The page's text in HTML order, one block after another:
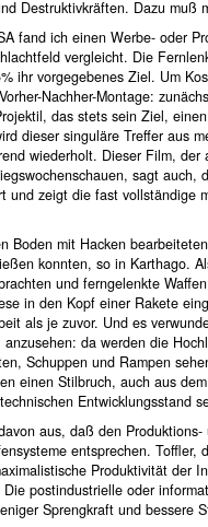
Destruktivkräften. Dazu muß
fand ich einen Werbe- oder
vergleicht. Die
ihr vorgegebenes Ziel. Um
Nachher-Montage:
das stets sein Ziel,
dieser singuläre Treffer aus
wiederholt. Dieser Film, der
sagt auch,
und zeigt die fast vollständige
Boden mit Hacken
konnten, so in Karthago.
und ferngelenkte
in den Kopf einer Rakete
als je zuvor. Und es
da werden die
Schuppen und Rampen
einen Stilbruch, auch aus
Entwicklungsstand
aus, daß den
entsprechen. Toffler,
Produktivität der
postindustrielle oder
Sprengkraft und bessere